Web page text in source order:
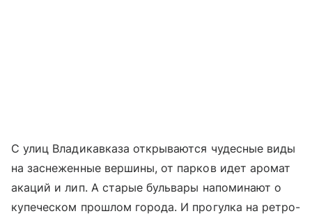
С улиц Владикавказа открываются чудесные виды
на заснеженные вершины, от парков идет аромат
акаций и лип. А старые бульвары напоминают о
купеческом прошлом города. И прогулка на ретро-